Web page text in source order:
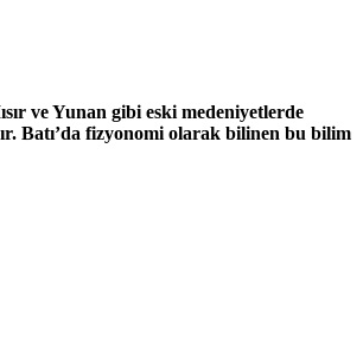
ve Yunan gibi eski medeniyetlerde
Batı’da fizyonomi olarak bilinen bu bilim